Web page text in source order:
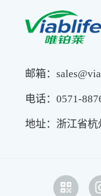
邮箱：
电话：0571-
地址：浙江省